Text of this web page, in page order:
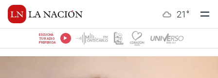
21 °
ESCUCHÁ
TU RADIO
PREFERIDA